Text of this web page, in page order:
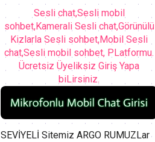
Sesli chat,Sesli mobil
sohbet,Kamerali Sesli chat,Görünülü
Kizlarla Sesli sohbet,Mobil Sesli
chat,Sesli mobil sohbet, PLatformu.
Ücretsiz Üyeliksiz Giriş Yapa
biLirsiniz.
SEVİYELİ Sitemiz ARGO RUMUZLar